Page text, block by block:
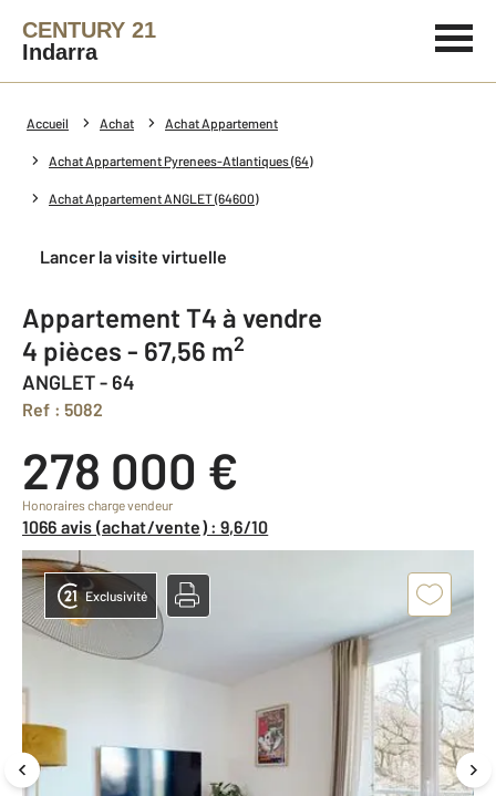
CENTURY 21
Indarra
Accueil Achat Achat Appartement
Achat Appartement Pyrenees-Atlantiques (64)
Achat Appartement ANGLET (64600)
Lancer la visite virtuelle
Appartement T4 à vendre
4 pièces - 67,56 m2
ANGLET - 64
Ref : 5082
278 000 €
Honoraires charge vendeur
1066 avis (achat/vente) : 9,6/10
Exclusivité